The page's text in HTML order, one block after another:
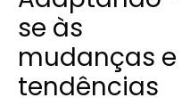
se às
mudanças e
tendências